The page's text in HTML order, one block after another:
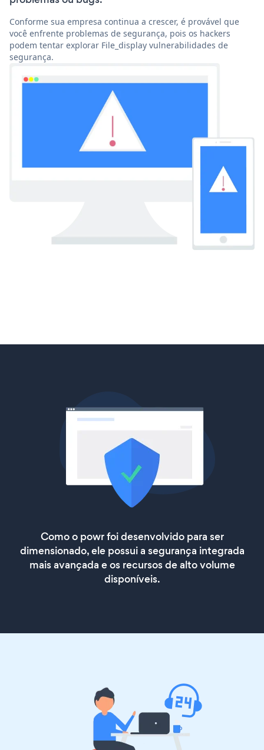
Conforme sua empresa continua a crescer, é provável que
você enfrente problemas de segurança, pois os hackers
podem tentar explorar File_display vulnerabilidades de
segurança.
Como o powr foi desenvolvido para ser
dimensionado, ele possui a segurança integrada
mais avançada e os recursos de alto volume
disponíveis.